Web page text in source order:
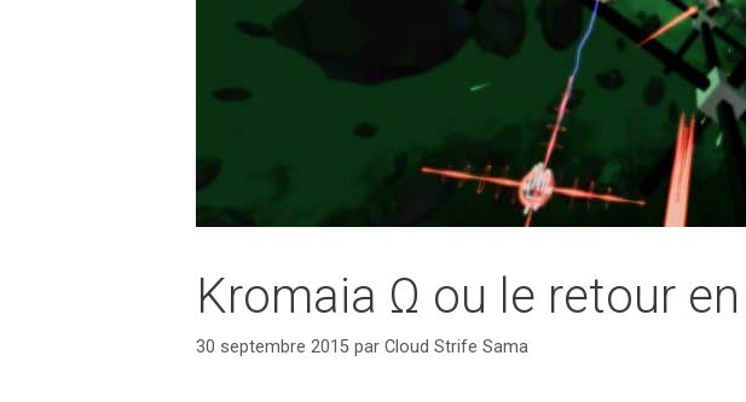
Kromaia Ω ou le retour
30 septembre 2015 par Cloud Strife Sama